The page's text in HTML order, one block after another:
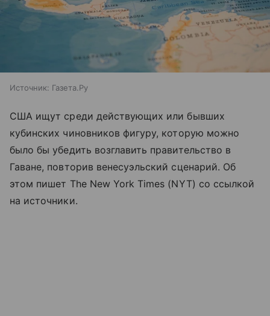
Источник: Газета.Ру
США ищут среди действующих или бывших
кубинских чиновников фигуру, которую можно
было бы убедить возглавить правительство в
Гаване, повторив венесуэльский сценарий. Об
этом пишет The New York Times (NYT) со ссылкой
на источники.